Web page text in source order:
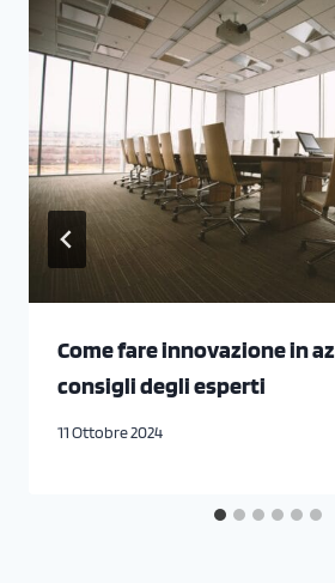
Come fare innovazione in
consigli degli esperti
11 Ottobre 2024